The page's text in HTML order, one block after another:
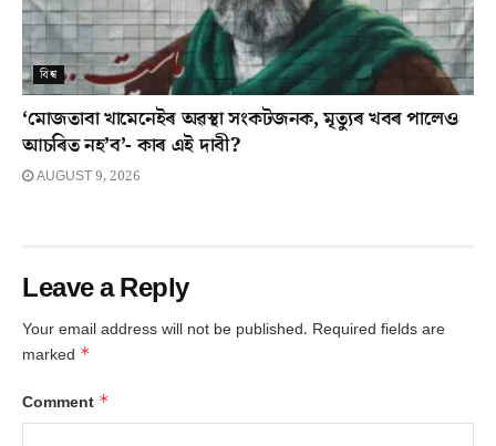
বিশ্ব
‘মোজতাবা খামেনেইৰ অৱস্থা সংকটজনক, মৃত্যুৰ খবৰ পালেও
আচৰিত নহ’ব’- কাৰ এই দাবী?
AUGUST 9, 2026
Leave a Reply
Your email address will not be published. Required fields are
marked *
Comment *